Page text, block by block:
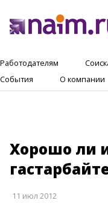
Работодателям
События
О компании
Хорошо ли
11 июл 2012